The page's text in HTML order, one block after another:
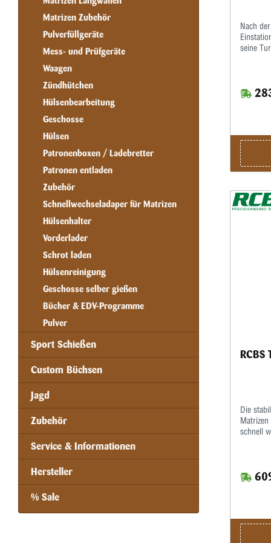
Matrizen Zubehör
Pulverfüllgeräte
Mess- und Prüfgeräte
Waagen
Zündhütchen
Hülsenbearbeitung
Geschosse
Hülsen
Patronenboxen / Ladebretter
Patronen entladen
Zubehör
Schnellwechseladaper für Matrizen
Hülsenhalter
Vorderlader
Schrot laden
Hülsenreinigung
Geschosse selber gießen
Bücher & EDV-Programme
Pulver
Sport Schießen
Custom Büchsen
Jagd
Zubehör
Service & Informationen
Hersteller
% Sale
Nach
seine
sich die
¼
befüllt
dieser
den
es leid
eine
kurzer
RCBS
Die
schnell
.500
steigert